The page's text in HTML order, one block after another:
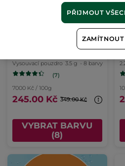
Vysouvací pouzdro 3.5 g - 8 barvy
(7)
7000 Kč / 100g
245.00 Kč 349.00 Kč
VYBRAT BARVU
(8)
ZAMÍTNOUT
PŘIJMOUT